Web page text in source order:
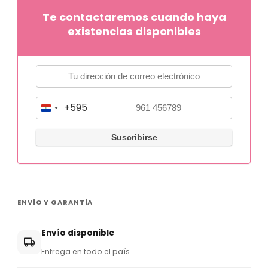
Te contactaremos cuando haya
existencias disponibles
P
r
a
y
+
+595
ENVÍO Y GARANTÍA
Envío disponible
Entrega en todo el país